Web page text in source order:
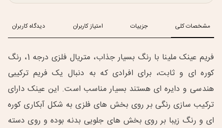
مشخصات کلی جزییات امتیاز کاربران دیدگاه کاربران
فریم عینک ملینا با رنگ بسیار جذاب، متریال فلزی درجه 1، رنگ
کوره ای و ثابت، برای افرادی که به دنبال یک فریم ترکیبی
هندسی و دایره ای هستند بسیار مناسب است. این عینک دارای
ترکیب سازی رنگی بر روی بخش های فلزی به شکل آبکاری کوره
ای و رنگ زیبا بر روی بخش های جلویی بدنه بوده و روی دسته